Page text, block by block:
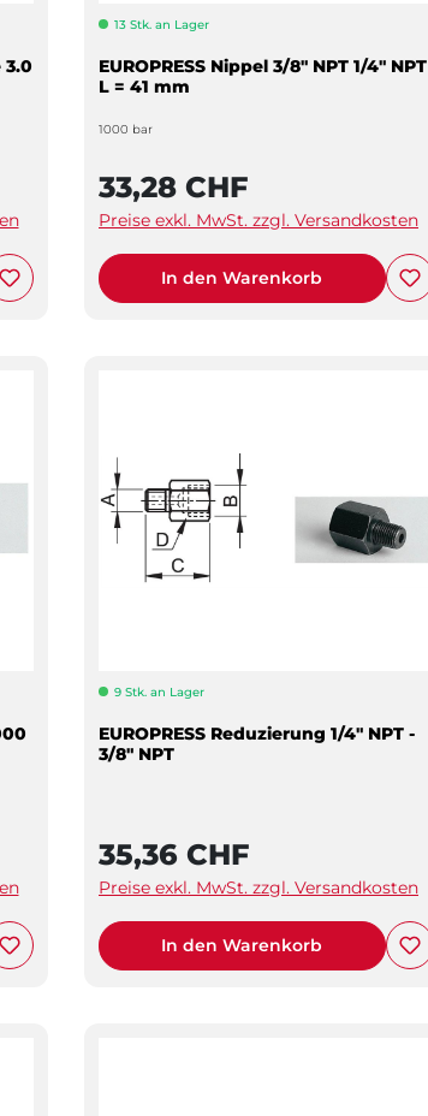
3.0
13 Stk. an Lager
EUROPRESS Nippel 3/8" NPT 1/4" NPT
L = 41 mm
1000 bar
33,28 CHF
Preise exkl. MwSt. zzgl. Versandkosten
In den Warenkorb
9 Stk. an Lager
EUROPRESS Reduzierung 1/4" NPT -
3/8" NPT
35,36 CHF
Preise exkl. MwSt. zzgl. Versandkosten
In den Warenkorb